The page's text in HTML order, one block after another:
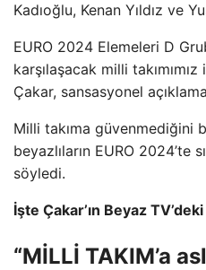
Kadıoğlu, Kenan Yıldız ve
EURO 2024 Elemeleri D
karşılaşacak milli
Çakar, sansasyonel
Milli takıma güvenmediğini
beyazlıların EURO 2024’te
söyledi.
İşte Çakar’ın Beyaz
“MİLLİ TAKIM’a